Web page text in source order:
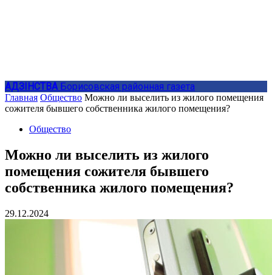
АДЗIНСТВА Борисовская районная газета
Главная Общество Можно ли выселить из жилого помещения
сожителя бывшего собственника жилого помещения?
Общество
Можно ли выселить из жилого
помещения сожителя бывшего
собственника жилого помещения?
29.12.2024